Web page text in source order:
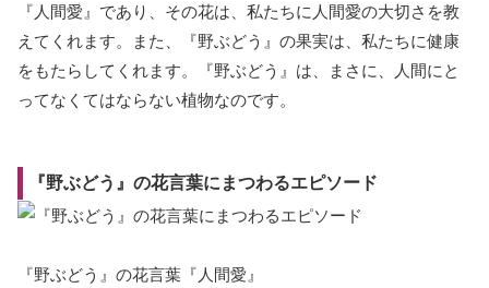
『人間愛』であり、その花は、私たちに人間愛の大切さを教
えてくれます。また、『野ぶどう』の果実は、私たちに健康
をもたらしてくれます。『野ぶどう』は、まさに、人間にと
ってなくてはならない植物なのです。
『野ぶどう』の花言葉にまつわるエピソード
『野ぶどう』の花言葉『人間愛』